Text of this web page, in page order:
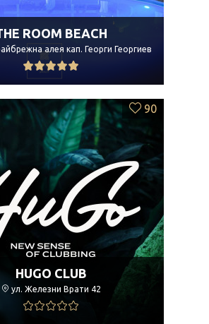
ROOM BEACH
алея кап. Георги Георгиев
90
HUGO CLUB
ул. Железни Врати 42